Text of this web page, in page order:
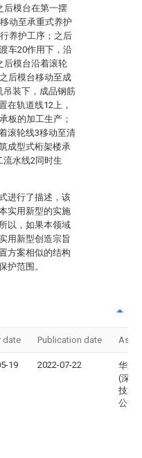
后模台在第一摆
动至承重式养护
养护工序；之后
车20作用下，沿
后模台沿着滚轮
后模台移动至成
吊装下，成品钢筋
在轨道线12上，
板的加工生产；
滚轮线3移动至清
成型式桁架楼承
流水线2同时生
进行了描述，该
实用新型的实施
以，如果本领域
用新型创造宗旨
方案相似的结构
护范围。
date Publication date
19 2022-07-22
华之
(深圳
技术
公司